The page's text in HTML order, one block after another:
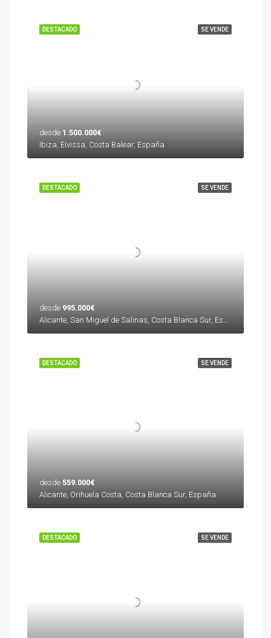
SE VENDE
DESTACADO
desde 1.500.000€
Ibiza, Eivissa, Costa Balear, España
SE VENDE
DESTACADO
desde 995.000€
SE VENDE
DESTACADO
desde 559.000€
Alicante, Orihuela Costa, Costa Blanca Sur, España
SE VENDE
DESTACADO